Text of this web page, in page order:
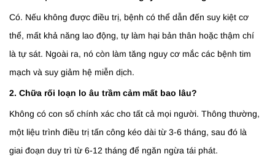
Có. Nếu không được điều trị, bệnh có thể dẫn đến suy kiệt cơ
thể, mất khả năng lao động, tự làm hại bản thân hoặc thậm chí
là tự sát. Ngoài ra, nó còn làm tăng nguy cơ mắc các bệnh tim
mạch và suy giảm hệ miễn dịch.
2. Chữa rối loạn lo âu trầm cảm mất bao lâu?
Không có con số chính xác cho tất cả mọi người. Thông thường,
một liệu trình điều trị tấn công kéo dài từ 3-6 tháng, sau đó là
giai đoạn duy trì từ 6-12 tháng để ngăn ngừa tái phát.